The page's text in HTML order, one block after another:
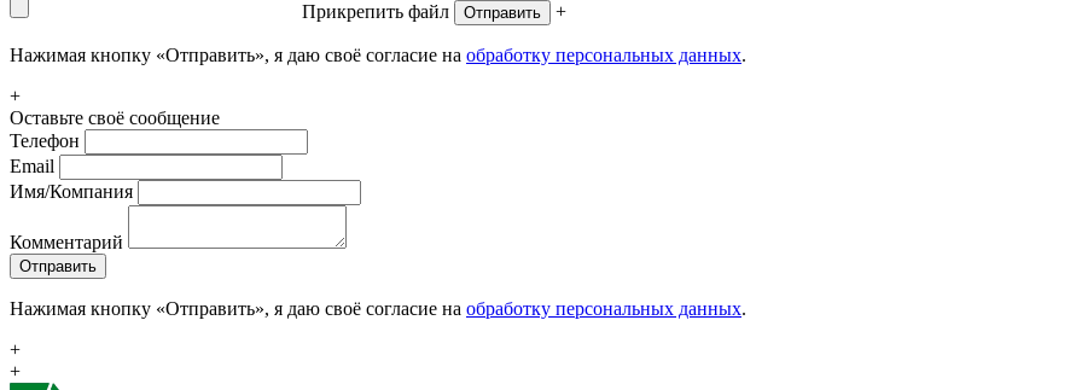
Прикрепить файл
Отправить +
Нажимая кнопку «Отправить», я даю своё согласие на обработку персональных данных.
+
Оставьте своё сообщение
Телефон
Email
Имя/Компания
Комментарий
Отправить
Нажимая кнопку «Отправить», я даю своё согласие на обработку персональных данных.
+
+